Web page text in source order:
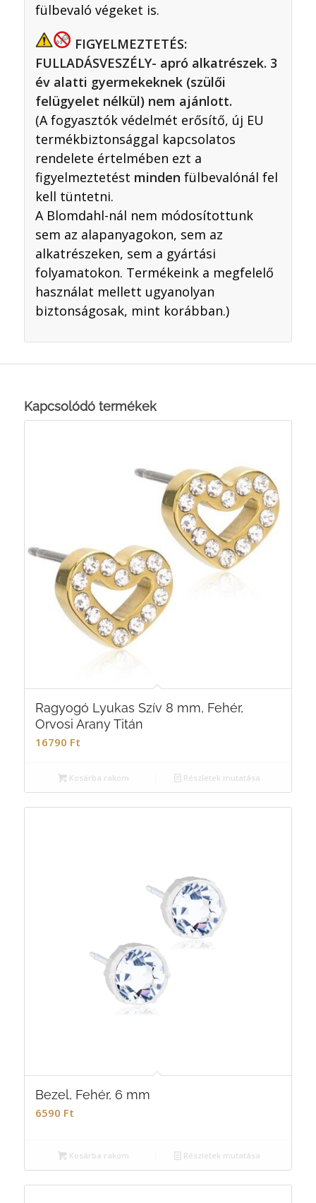
fülbevaló végeket is.
FIGYELMEZTETÉS:
FULLADÁSVESZÉLY- apró alkatrészek. 3
év alatti gyermekeknek (szülői
felügyelet nélkül) nem ajánlott.
(A fogyasztók védelmét erősítő, új EU
termékbiztonsággal kapcsolatos
rendelete értelmében ezt a
figyelmeztetést minden fülbevalónál fel
kell tüntetni.
A Blomdahl-nál nem módosítottunk
sem az alapanyagokon, sem az
alkatrészeken, sem a gyártási
folyamatokon. Termékeink a megfelelő
használat mellett ugyanolyan
biztonságosak, mint korábban.)
Kapcsolódó termékek
Ragyogó Lyukas Szív 8 mm, Fehér,
Orvosi Arany Titán
16790 Ft
Kosárba rakom Részletek mutatása
Bezel, Fehér, 6 mm
6590 Ft
Kosárba rakom Részletek mutatása